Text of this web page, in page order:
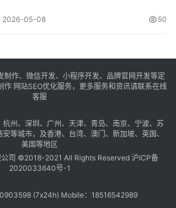
2026-05-08 50
制作、微信开发、小程序开发、品牌官网开发等定
作 网站SEO优化服务，更多服务和资讯请联系在线
客服
杭州 、 深圳 、 广州 、 天津、 青岛、 南京、 宁波、 苏
安等城市，及香港、 台湾、 澳门 、 新加坡、 英国 、
美国等地区
公司 ©2018-2021 All Rights Reserved 沪ICP备
2020033640号-1
(7x24h) Mobile：18516542989